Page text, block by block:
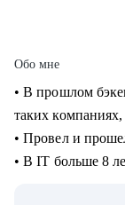
Обо мне
• В прошлом
таких
• Провел и
• В IT больше 8